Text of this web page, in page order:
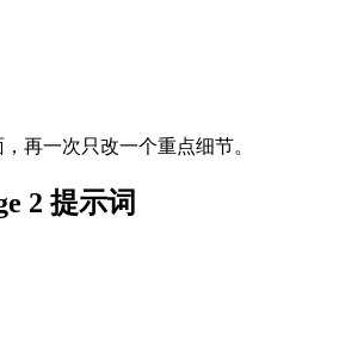
再一次只改一个重点细节。
2 提示词